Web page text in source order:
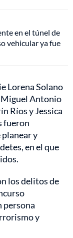
en el túnel de
vehicular ya fue
Lorena Solano
Miguel Antonio
Ríos y Jessica
fueron
y
en el que
los delitos de
persona
y